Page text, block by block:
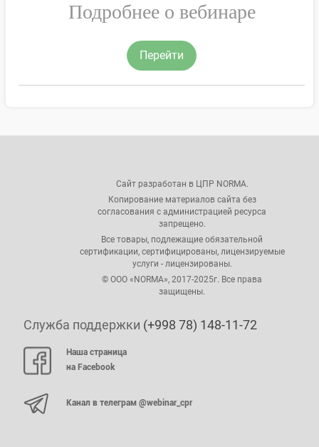
Подробнее о вебинаре
Перейти
Сайт разработан в ЦПР NORMA.
Копирование материалов сайта без
согласования с администрацией ресурса
запрещено.
Все товары, подлежащие обязательной
сертификации, сертифицированы, лицензируемые
услуги - лицензированы.
© ООО «NORMA», 2017-2025г. Все права
защищены.
Служба поддержки (+998 78) 148-11-72
Наша страница
на Facebook
Канал в телеграм @webinar_cpr